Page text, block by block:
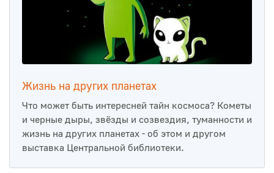
Жизнь на других планетах
Что может быть интересней тайн космоса? Кометы
и черные дыры, звёзды и созвездия, туманности и
жизнь на других планетах - об этом и другом
выставка Центральной библиотеки.